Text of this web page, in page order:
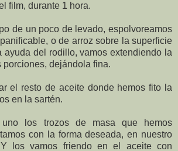
film, durante 1 hora.
de un poco de levado, espolvoreamos
o de arroz sobre la superficie
ayuda del rodillo, vamos extendiendo la
porciones, dejándola fina.
el resto de aceite donde hemos fito la
en la sartén.
los trozos de masa que hemos
con la forma deseada, en nuestro
Y los vamos friendo en el aceite con